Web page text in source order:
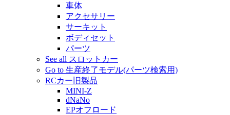
車体
アクセサリー
サーキット
ボディセット
パーツ
See all スロットカー
Go to 生産終了モデル(パーツ検索用)
RCカー旧製品
MINI-Z
dNaNo
EPオフロード